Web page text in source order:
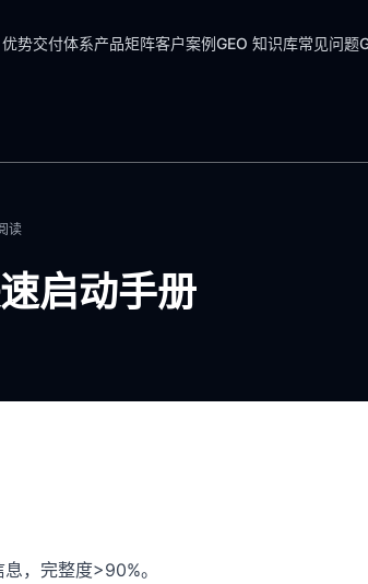
势交付体系产品矩阵客户案例GEO 知识库常见问题
读
启动手册
，完整度>90%。